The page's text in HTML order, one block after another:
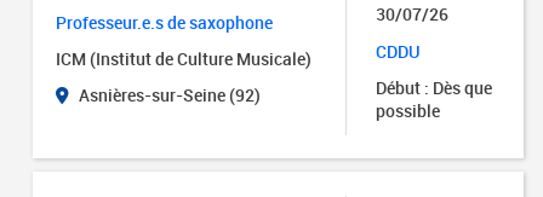
Professeur.e.s de saxophone
ICM (Institut de Culture Musicale)
Asnières-sur-Seine (92)
30/07/26
CDDU
Début : Dès que
possible